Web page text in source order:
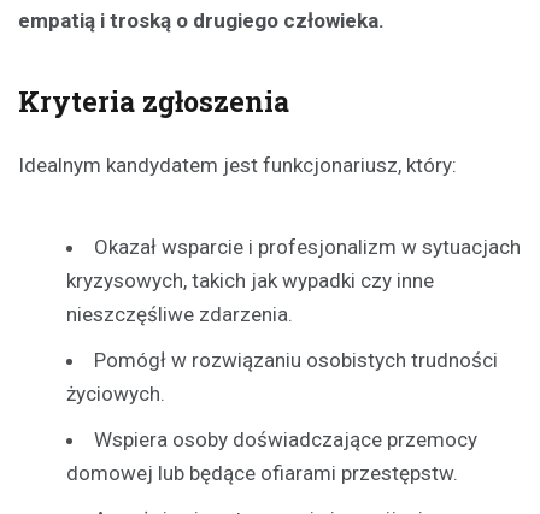
empatią i troską o drugiego człowieka.
Kryteria zgłoszenia
Idealnym kandydatem jest funkcjonariusz, który:
Okazał wsparcie i profesjonalizm w sytuacjach
kryzysowych, takich jak wypadki czy inne
nieszczęśliwe zdarzenia.
Pomógł w rozwiązaniu osobistych trudności
życiowych.
Wspiera osoby doświadczające przemocy
domowej lub będące ofiarami przestępstw.